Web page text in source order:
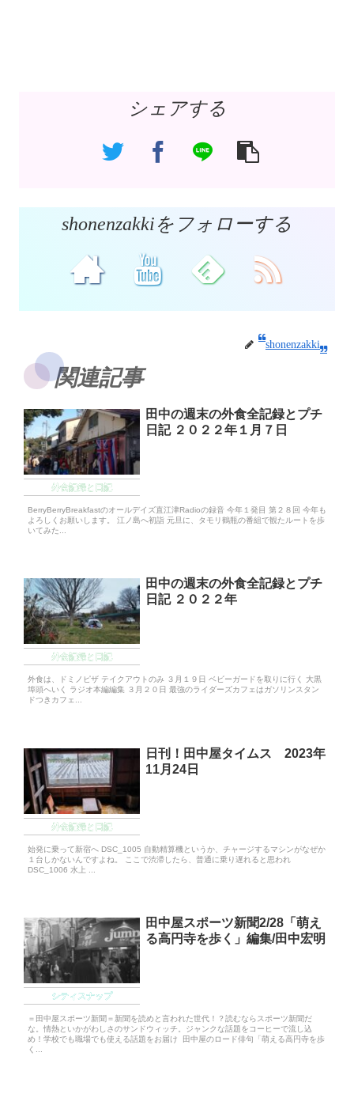
シェアする
shonenzakkiをフォローする
shonenzakki
関連記事
外食記録と日記
田中の週末の外食全記録とプチ
日記 ２０２２年１月７日
BerryBerryBreakfastのオールデイズ直江津Radioの録音 今年１発目 第２８回 今年も
よろしくお願いします。 江ノ島へ初詣 元旦に、タモリ鶴瓶の番組で観たルートを歩
いてみた...
外食記録と日記
田中の週末の外食全記録とプチ
日記 ２０２２年
外食は、ドミノピザ テイクアウトのみ ３月１９日 ベビーガードを取りに行く 大黒
埠頭へいく ラジオ本編編集 ３月２０日 最強のライダーズカフェはガソリンスタン
ドつきカフェ...
外食記録と日記
日刊！田中屋タイムス 2023年
11月24日
始発に乗って新宿へ DSC_1005 自動精算機というか、チャージするマシンがなぜか
１台しかないんですよね。 ここで渋滞したら、普通に乗り遅れると思われ
DSC_1006 水上 ...
シティスナップ
田中屋スポーツ新聞2/28「萌え
る高円寺を歩く」編集/田中宏明
＝田中屋スポーツ新聞＝新聞を読めと言われた世代！？読むならスポーツ新聞だ
な。情熱といかがわしさのサンドウィッチ。ジャンクな話題をコーヒーで流し込
め！学校でも職場でも使える話題をお届け 田中屋のロード俳句「萌える高円寺を歩
く...